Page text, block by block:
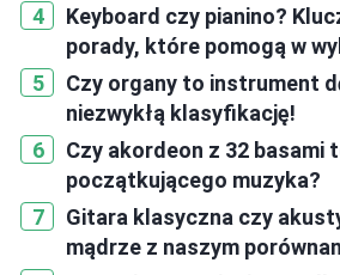
Keyboard czy pianino?
porady, które pomogą w
Czy organy to instrument
niezwykłą klasyfikację!
Czy akordeon z 32 basami
początkującego muzyka?
Gitara klasyczna czy
mądrze z naszym